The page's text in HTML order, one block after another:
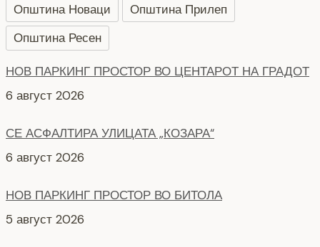
Општина Новаци
Општина Прилеп
Општина Ресен
НОВ ПАРКИНГ ПРОСТОР ВО ЦЕНТАРОТ НА ГРАДОТ
6 август 2026
СЕ АСФАЛТИРА УЛИЦАТА „КОЗАРА“
6 август 2026
НОВ ПАРКИНГ ПРОСТОР ВО БИТОЛА
5 август 2026